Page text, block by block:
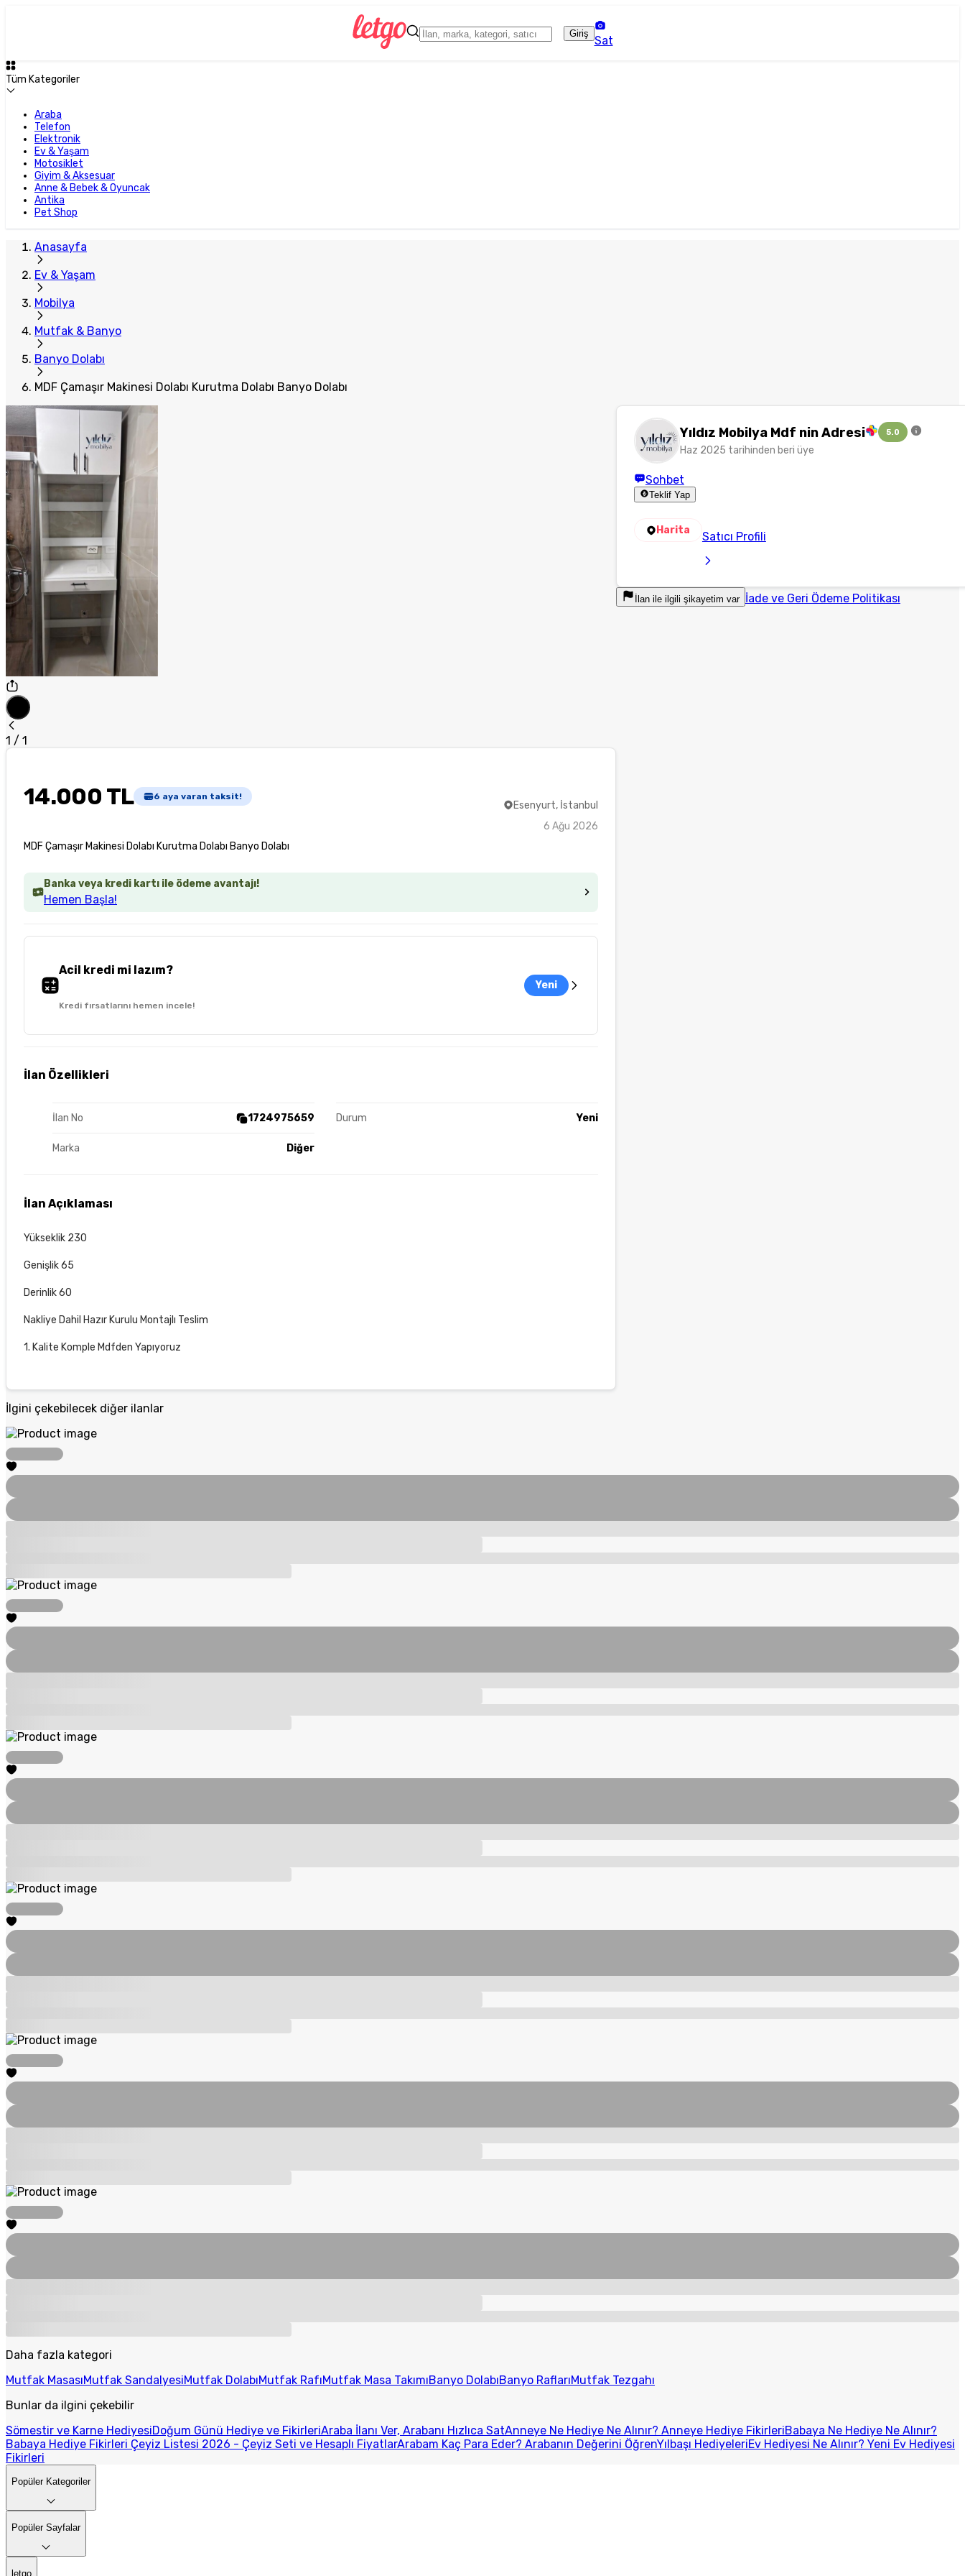
Giriş
Sat
Tüm Kategoriler
Araba
Telefon
Elektronik
Ev & Yaşam
Motosiklet
Giyim & Aksesuar
Anne & Bebek & Oyuncak
Antika
Pet Shop
Anasayfa
Ev & Yaşam
Mobilya
Mutfak & Banyo
Banyo Dolabı
MDF Çamaşır Makinesi Dolabı Kurutma Dolabı Banyo Dolabı
1 / 1
14.000 TL 6 aya varan taksit!
MDF Çamaşır Makinesi Dolabı Kurutma Dolabı Banyo Dolabı
Esenyurt, İstanbul
6 Ağu 2026
Banka veya kredi kartı ile ödeme avantajı!
Hemen Başla!
Acil kredi mi lazım?
Kredi fırsatlarını hemen incele!
Yeni
İlan Özellikleri
İlan No 1724975659 Durum Yeni
Marka Diğer
İlan Açıklaması
Yükseklik 230
Genişlik 65
Derinlik 60
Nakliye Dahil Hazır Kurulu Montajlı Teslim
1. Kalite Komple Mdfden Yapıyoruz
Yıldız Mobilya Mdf nin Adresi 5.0
Haz 2025 tarihinden beri üye
Sohbet
Teklif Yap
Harita Satıcı Profili
İlan ile ilgili şikayetim var İade ve Geri Ödeme Politikası
İlgini çekebilecek diğer ilanlar
Daha fazla kategori
Mutfak MasasıMutfak SandalyesiMutfak DolabıMutfak RafıMutfak Masa TakımıBanyo DolabıBanyo RaflarıMutfak Tezgahı
Bunlar da ilgini çekebilir
Sömestir ve Karne HediyesiDoğum Günü Hediye ve FikirleriAraba İlanı Ver, Arabanı Hızlıca SatAnneye Ne Hediye Ne Alınır? Anneye Hediye FikirleriBabaya Ne Hediye Ne Alınır?
Babaya Hediye Fikirleri Çeyiz Listesi 2026 - Çeyiz Seti ve Hesaplı FiyatlarArabam Kaç Para Eder? Arabanın Değerini ÖğrenYılbaşı HediyeleriEv Hediyesi Ne Alınır? Yeni Ev Hediyesi
Fikirleri
Popüler Kategoriler
Popüler Sayfalar
letgo